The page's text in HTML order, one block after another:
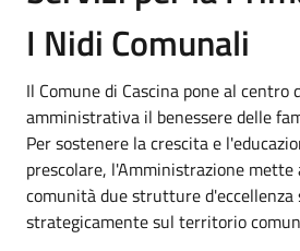
I Nidi Comunali
Il Comune di Cascina pone al centro
amministrativa il benessere delle
Per sostenere la crescita e
prescolare, l'Amministrazione mette
comunità due strutture
strategicamente sul territorio